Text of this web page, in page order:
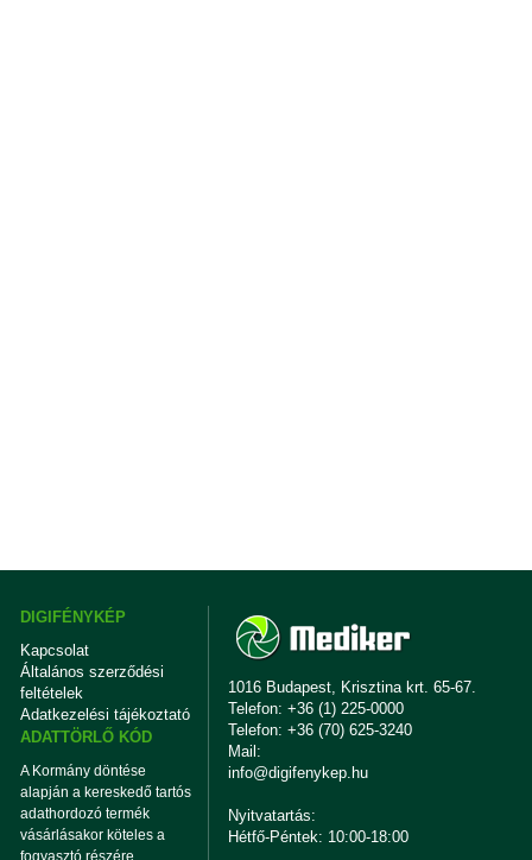
DIGIFÉNYKÉP
Kapcsolat
Általános szerződési
feltételek
Adatkezelési tájékoztató
ADATTÖRLŐ KÓD
A Kormány döntése
alapján a kereskedő tartós
adathordozó termék
vásárlásakor köteles a
fogyasztó részére
1016 Budapest, Krisztina krt. 65-67.
Telefon: +36 (1) 225-0000
Telefon: +36 (70) 625-3240
Mail:
info@digifenykep.hu
Nyitvatartás:
Hétfő-Péntek: 10:00-18:00